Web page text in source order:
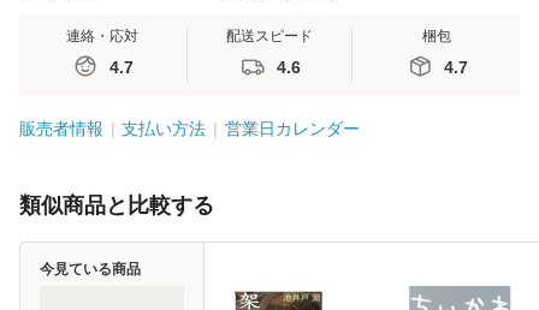
連絡・応対
4.7
配送スピード
4.6
梱包
4.7
販売者情報 支払い方法 営業日カレンダー
類似商品と比較する
今見ている商品